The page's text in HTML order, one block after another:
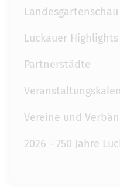
Luckauer Highlights
Partnerstädte
Vereine und
2026 - 750 Jahre